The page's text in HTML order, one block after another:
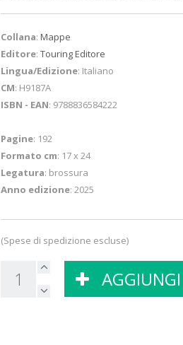
Collana: Mappe
Editore: Touring Editore
Lingua/Edizione: Italiano
CM: H9187A
ISBN - EAN: 9788836584222
Pagine: 192
Formato cm: 17 x 24
Legatura: brossura
Anno edizione: 2025
(Spese di spedizione escluse)